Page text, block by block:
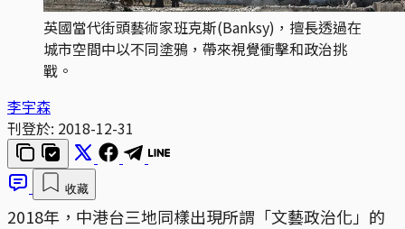
英國當代街頭藝術家班克斯(Banksy)，擅長透過在
城市空間中以不同塗鴉，帶來視覺衝擊和政治挑
戰。
李宇森
刊登於: 2018-12-31
收藏
2018年，中港台三地同樣出現所謂「文藝政治化」的